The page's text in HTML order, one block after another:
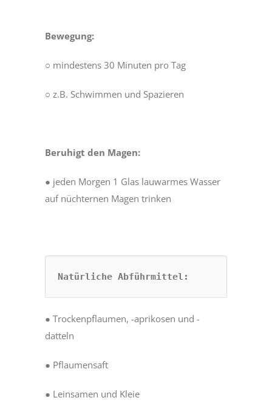
Bewegung:
○ mindestens 30 Minuten pro Tag
○ z.B. Schwimmen und Spazieren
Beruhigt den Magen:
● jeden Morgen 1 Glas lauwarmes Wasser
auf nüchternen Magen trinken
Natürliche Abführmittel:
● Trockenpflaumen, -aprikosen und -
datteln
● Pflaumensaft
● Leinsamen und Kleie